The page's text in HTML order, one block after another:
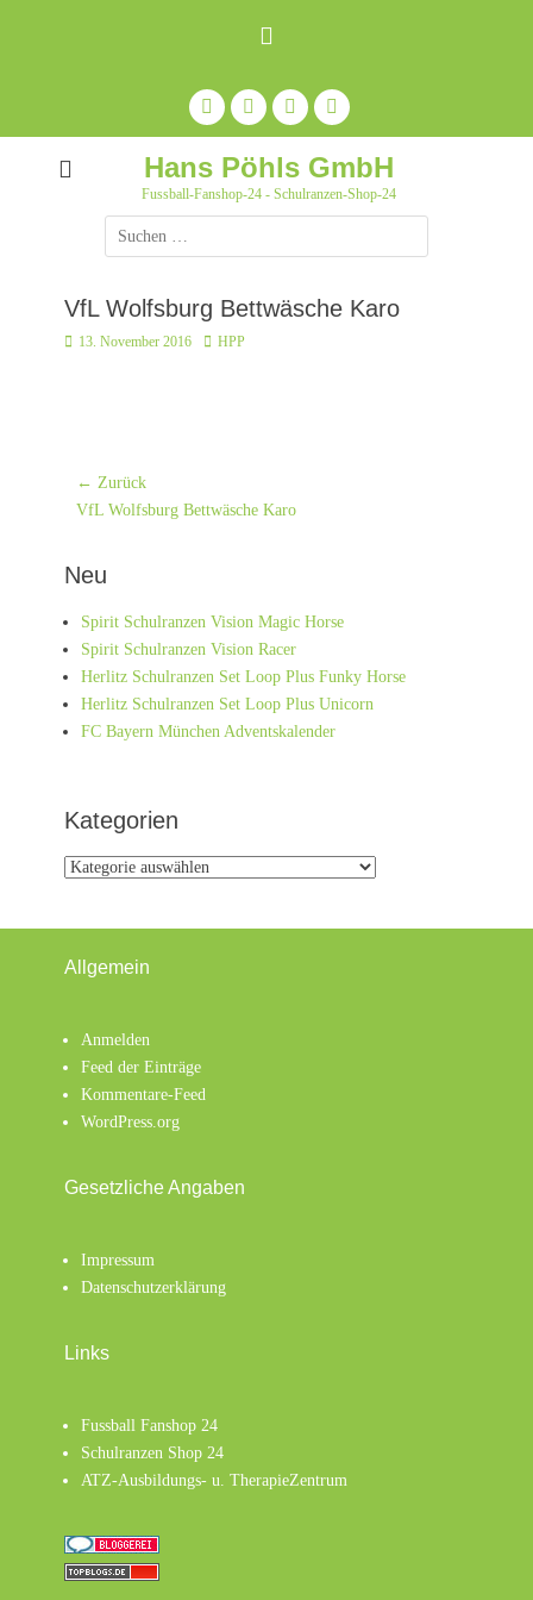
Facebook
Feed
Auf
Pinterest
pinnen
YouTube
Hans Pöhls GmbH
Fussball-Fanshop-24 - Schulranzen-Shop-24
Suche
nach:
VfL Wolfsburg Bettwäsche Karo
Posted
13. November 2016 Autor
HPP
Beitrags-
Navigation
← Zurück
Vorheriger
VfL Wolfsburg Bettwäsche Karo
Neu
Spirit Schulranzen Vision Magic Horse
Spirit Schulranzen Vision Racer
Herlitz Schulranzen Set Loop Plus Funky Horse
Herlitz Schulranzen Set Loop Plus Unicorn
FC Bayern München Adventskalender
Kategorien
Kategorien
Allgemein
Anmelden
Feed der Einträge
Kommentare-Feed
WordPress.org
Gesetzliche Angaben
Impressum
Datenschutzerklärung
Links
Fussball Fanshop 24
Schulranzen Shop 24
ATZ-Ausbildungs- u. TherapieZentrum